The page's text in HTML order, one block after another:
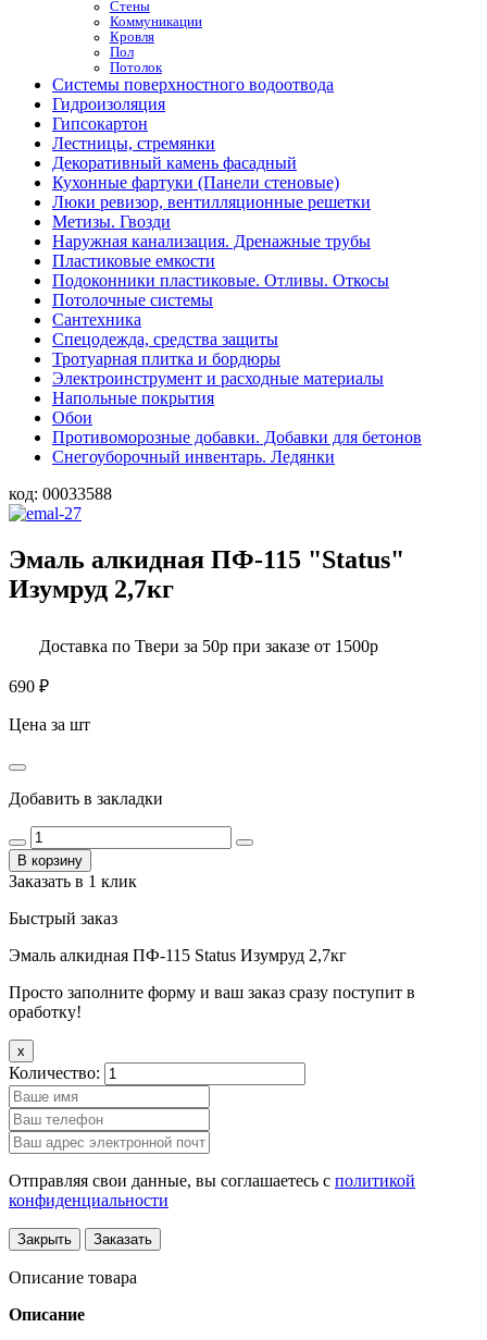
Стены
Коммуникации
Кровля
Пол
Потолок
Системы поверхностного водоотвода
Гидроизоляция
Гипсокартон
Лестницы, стремянки
Декоративный камень фасадный
Кухонные фартуки (Панели стеновые)
Люки ревизор, вентилляционные решетки
Метизы. Гвозди
Наружная канализация. Дренажные трубы
Пластиковые емкости
Подоконники пластиковые. Отливы. Откосы
Потолочные системы
Сантехника
Спецодежда, средства защиты
Тротуарная плитка и бордюры
Электроинструмент и расходные материалы
Напольные покрытия
Обои
Противоморозные добавки. Добавки для бетонов
Снегоуборочный инвентарь. Ледянки
код: 00033588
Эмаль алкидная ПФ-115 "Status"
Изумруд 2,7кг
Доставка по Твери за 50р при заказе от 1500р
690 ₽
Цена за шт
Добавить в закладки
В корзину
Заказать в 1 клик
Быстрый заказ
Эмаль алкидная ПФ-115 Status Изумруд 2,7кг
Просто заполните форму и ваш заказ сразу поступит в
оработку!
x
Количество:
Отправляя свои данные, вы соглашаетесь с политикой
конфиденциальности
Закрыть Заказать
Описание товара
Описание